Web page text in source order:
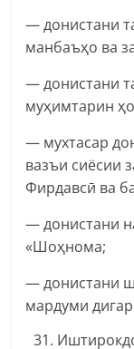
— донистани
манбаъҳо ва
— донистани
муҳимтарин
— мухтасар
вазъи сиёсии
Фирдавсӣ ва
— донистани
«Шоҳнома;
— донистани
мардуми